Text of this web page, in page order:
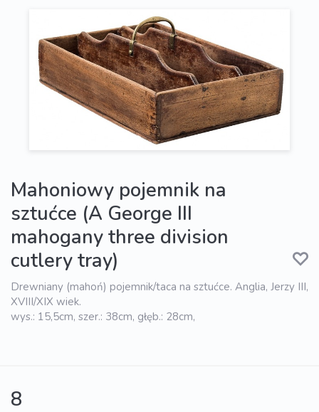
Mahoniowy pojemnik na
sztućce (A George III
mahogany three division
cutlery tray)
Drewniany (mahoń) pojemnik/taca na sztućce. Anglia, Jerzy III,
XVIII/XIX wiek.
wys.: 15,5cm, szer.: 38cm, głęb.: 28cm,
8